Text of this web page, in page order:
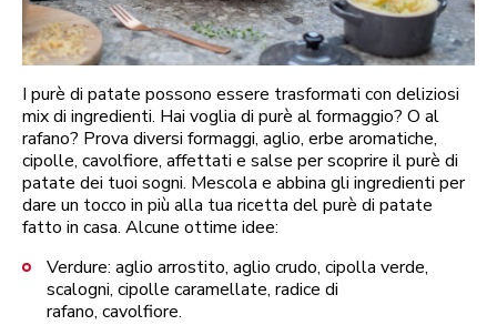
I purè di patate possono essere trasformati con deliziosi
mix di ingredienti. Hai voglia di purè al formaggio? O al
rafano? Prova diversi formaggi, aglio, erbe aromatiche,
cipolle, cavolfiore, affettati e salse per scoprire il purè di
patate dei tuoi sogni. Mescola e abbina gli ingredienti per
dare un tocco in più alla tua ricetta del purè di patate
fatto in casa. Alcune ottime idee:
Verdure: aglio arrostito, aglio crudo, cipolla verde,
scalogni, cipolle caramellate, radice di
rafano, cavolfiore.